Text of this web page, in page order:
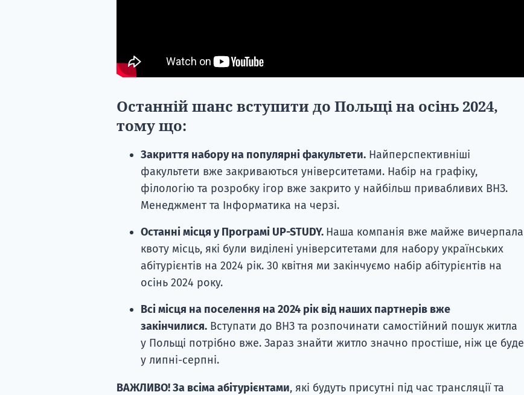
Останній шанс вступити до Польщі на осінь 2024,
тому що:
Закриття набору на популярні факультети.Найперспективніші
факультети вже закриваються університетами. Набір на графіку,
філологію та розробку ігор вже закрито у найбільш привабливих ВНЗ.
Менеджмент та Інформатика на черзі.
Останні місця у Програмі UP-STUDY. Наша компанія вже майже вичерпала
квоту місць, які були виділені університетами для набору українських
абітурієнтів на 2024 рік. 30 квітня ми закінчуємо набір абітурієнтів на
осінь 2024 року.
Всі місця на поселення на 2024 рік від наших партнерів вже
закінчилися.Вступати до ВНЗ та розпочинати самостійний пошук житла
у Польщі потрібно вже. Зараз знайти житло значно простіше, ніж це буде
у липні-серпні.
ВАЖЛИВО! За всіма абітурієнтами, які будуть присутні під час трансляції та